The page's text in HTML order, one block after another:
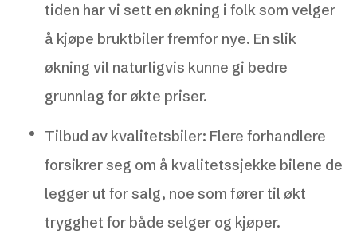
tiden har vi sett en økning i folk som velger
å kjøpe bruktbiler fremfor nye. En slik
økning vil naturligvis kunne gi bedre
grunnlag for økte priser.
Tilbud av kvalitetsbiler: Flere forhandlere
forsikrer seg om å kvalitetssjekke bilene de
legger ut for salg, noe som fører til økt
trygghet for både selger og kjøper.